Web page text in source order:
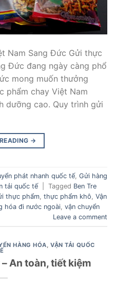
Nam Sang Đức Gửi thực
Đức đang ngày càng phổ
mong muốn thưởng
phẩm chay Việt Nam
dưỡng cao. Quy trình gửi
→
phát nhanh quốc tế, Gửi hàng
tải quốc tế Tagged Ben Tre
thực phẩm thực phẩm khô Vận
hóa đi nước ngoài vận chuyển
Leave a comment
HÀNG HÓA,VẬN TẢI QUỐC
An toàn, tiết kiệm